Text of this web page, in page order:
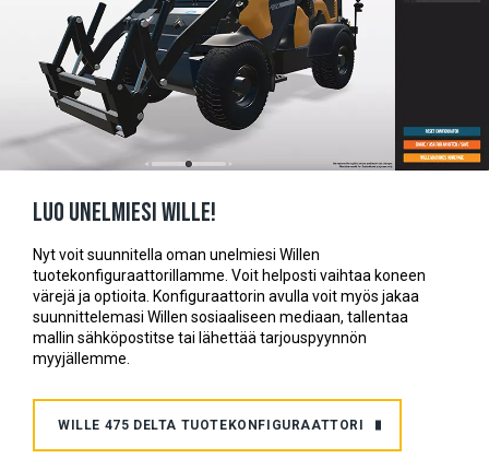
Luo unelmiesi Wille!
Nyt voit suunnitella oman unelmiesi Willen
tuotekonfiguraattorillamme. Voit helposti vaihtaa koneen
värejä ja optioita. Konfiguraattorin avulla voit myös jakaa
suunnittelemasi Willen sosiaaliseen mediaan, tallentaa
mallin sähköpostitse tai lähettää tarjouspyynnön
myyjällemme.
WILLE 475 DELTA TUOTEKONFIGURAATTORI